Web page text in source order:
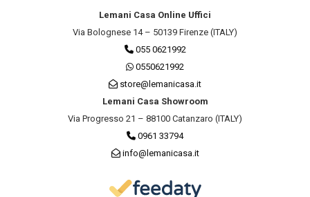
Lemani Casa Online Uffici
Via Bolognese 14 – 50139 Firenze (ITALY)
055 0621992
0550621992
store@lemanicasa.it
Lemani Casa Showroom
Via Progresso 21 – 88100 Catanzaro (ITALY)
0961 33794
info@lemanicasa.it